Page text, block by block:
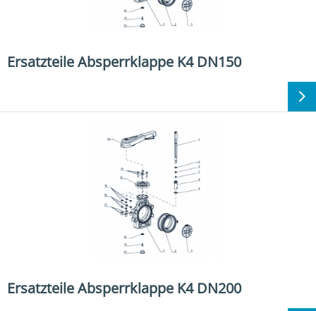
Ersatzteile Absperrklappe K4 DN150
Ersatzteile Absperrklappe K4 DN200